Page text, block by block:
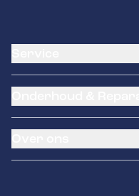
Banden service
Pechhulp
Schade en reparatie